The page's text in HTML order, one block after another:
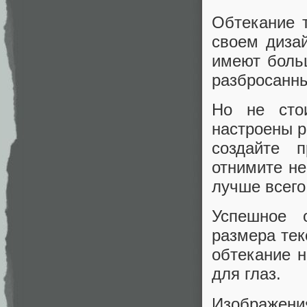
Обтекание
своем
имеют
Но не
настроены
создайте
отнимите
лучше
Успешное
размера
обтекание
для глаз.